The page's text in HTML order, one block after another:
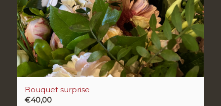
Bouquet surprise
€40,00